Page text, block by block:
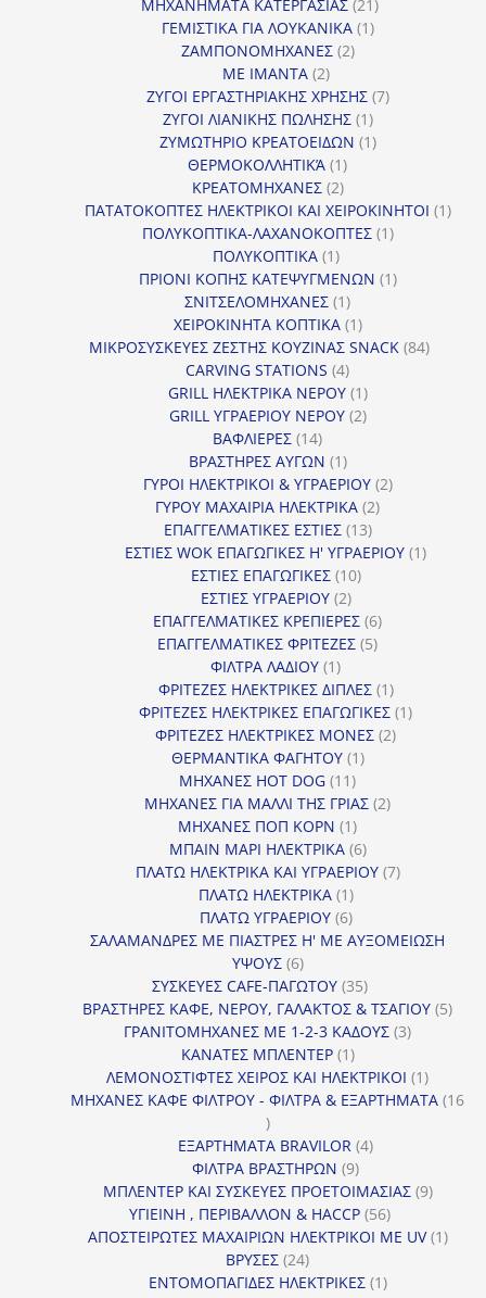
ΜΗΧΑΝΗΜΑΤΑ ΚΑΤΕΡΓΑΣΙΑΣ 21
προϊόντα
ΓΕΜΙΣΤΙΚΑ ΓΙΑ ΛΟΥΚΑΝΙΚΑ 11
ΖΑΜΠΟΝΟΜΗΧΑΝΕΣ 22
ΜΕ ΙΜΑΝΤΑ 22
προϊόντα
ΖΥΓΟΙ ΕΡΓΑΣΤΗΡΙΑΚΗΣ ΧΡΗΣΗΣ 77
ΖΥΓΟΙ ΛΙΑΝΙΚΗΣ ΠΩΛΗΣΗΣ 11
προϊόν
ΖΥΜΩΤΗΡΙΟ ΚΡΕΑΤΟΕΙΔΩΝ 11
ΘΕΡΜΟΚΟΛΛΗΤΙΚΆ 11
προϊόν
ΚΡΕΑΤΟΜΗΧΑΝΕΣ 22
προϊόντα
ΠΑΤΑΤΟΚΟΠΤΕΣ ΗΛΕΚΤΡΙΚΟΙ ΚΑΙ ΧΕΙΡΟΚΙΝΗΤΟΙ 11
ΠΟΛΥΚΟΠΤΙΚΑ-ΛΑΧΑΝΟΚΟΠΤΕΣ 11
ΠΟΛΥΚΟΠΤΙΚΑ 11
προϊόν
ΠΡΙΟΝΙ ΚΟΠΗΣ ΚΑΤΕΨΥΓΜΕΝΩΝ 11
ΣΝΙΤΣΕΛΟΜΗΧΑΝΕΣ 11
προϊόν
ΧΕΙΡΟΚΙΝΗΤΑ ΚΟΠΤΙΚΑ 11
προϊόν
ΜΙΚΡΟΣΥΣΚΕΥΕΣ ΖΕΣΤΗΣ ΚΟΥΖΙΝΑΣ SNACK 8484
CARVING STATIONS 44
προϊόντα
GRILL ΗΛΕΚΤΡΙΚΑ ΝΕΡΟΥ 11
προϊόν
GRILL ΥΓΡΑΕΡΙΟΥ ΝΕΡΟΥ 22
ΒΑΦΛΙΕΡΕΣ 1414
προϊόντα
ΒΡΑΣΤΗΡΕΣ ΑΥΓΩΝ 11
προϊόν
ΓΥΡΟΙ ΗΛΕΚΤΡΙΚΟΙ & ΥΓΡΑΕΡΙΟΥ 22
ΓΥΡΟΥ ΜΑΧΑΙΡΙΑ ΗΛΕΚΤΡΙΚΑ 22
ΕΠΑΓΓΕΛΜΑΤΙΚΕΣ ΕΣΤΙΕΣ 1313
προϊόντα
ΕΣΤΙΕΣ WOK ΕΠΑΓΩΓΙΚΕΣ Η' ΥΓΡΑΕΡΙΟΥ 11
ΕΣΤΙΕΣ ΕΠΑΓΩΓΙΚΕΣ 1010
ΕΣΤΙΕΣ ΥΓΡΑΕΡΙΟΥ 22
προϊόντα
ΕΠΑΓΓΕΛΜΑΤΙΚΕΣ ΚΡΕΠΙΕΡΕΣ 66
προϊόντα
ΕΠΑΓΓΕΛΜΑΤΙΚΕΣ ΦΡΙΤΕΖΕΣ 55
ΦΙΛΤΡΑ ΛΑΔΙΟΥ 11
προϊόν
ΦΡΙΤΕΖΕΣ ΗΛΕΚΤΡΙΚΕΣ ΔΙΠΛΕΣ 11
προϊόν
ΦΡΙΤΕΖΕΣ ΗΛΕΚΤΡΙΚΕΣ ΕΠΑΓΩΓΙΚΕΣ 11
ΦΡΙΤΕΖΕΣ ΗΛΕΚΤΡΙΚΕΣ ΜΟΝΕΣ 22
ΘΕΡΜΑΝΤΙΚΑ ΦΑΓΗΤΟΥ 11
ΜΗΧΑΝΕΣ HOT DOG 1111
προϊόντα
ΜΗΧΑΝΕΣ ΓΙΑ ΜΑΛΛΙ ΤΗΣ ΓΡΙΑΣ 22
ΜΗΧΑΝΕΣ ΠΟΠ ΚΟΡΝ 11
προϊόν
ΜΠΑΙΝ ΜΑΡΙ ΗΛΕΚΤΡΙΚΑ 66
προϊόντα
ΠΛΑΤΩ ΗΛΕΚΤΡΙΚΑ ΚΑΙ ΥΓΡΑΕΡΙΟΥ 77
ΠΛΑΤΩ ΗΛΕΚΤΡΙΚΑ 11
προϊόν
ΠΛΑΤΩ ΥΓΡΑΕΡΙΟΥ 66
προϊόντα
ΣΑΛΑΜΑΝΔΡΕΣ ΜΕ ΠΙΑΣΤΡΕΣ Η' ΜΕ ΑΥΞΟΜΕΙΩΣΗ
ΥΨΟΥΣ 66
προϊόντα
ΣΥΣΚΕΥΕΣ CAFE-ΠΑΓΩΤΟΥ 3535
προϊόντα
ΒΡΑΣΤΗΡΕΣ ΚΑΦΕ, ΝΕΡΟΥ, ΓΑΛΑΚΤΟΣ & ΤΣΑΓΙΟΥ 55
ΓΡΑΝΙΤΟΜΗΧΑΝΕΣ ΜΕ 1-2-3 ΚΑΔΟΥΣ 33
ΚΑΝΑΤΕΣ ΜΠΛΕΝΤΕΡ 11
προϊόν
ΛΕΜΟΝΟΣΤΙΦΤΕΣ ΧΕΙΡΟΣ ΚΑΙ ΗΛΕΚΤΡΙΚΟΙ 11
προϊόν
ΜΗΧΑΝΕΣ ΚΑΦΕ ΦΙΛΤΡΟΥ - ΦΙΛΤΡΑ & ΕΞΑΡΤΗΜΑΤΑ 16
16
προϊόντα
ΕΞΑΡΤΗΜΑΤΑ BRAVILOR 44
ΦΙΛΤΡΑ ΒΡΑΣΤΗΡΩΝ 99
προϊόντα
ΜΠΛΕΝΤΕΡ ΚΑΙ ΣΥΣΚΕΥΕΣ ΠΡΟΕΤΟΙΜΑΣΙΑΣ 99
ΥΓΙΕΙΝΗ , ΠΕΡΙΒΑΛΛΟΝ & HACCP 5656
προϊόντα
ΑΠΟΣΤΕΙΡΩΤΕΣ ΜΑΧΑΙΡΙΩΝ ΗΛΕΚΤΡΙΚΟΙ ΜΕ UV 11
ΒΡΥΣΕΣ 2424
προϊόντα
ΕΝΤΟΜΟΠΑΓΙΔΕΣ ΗΛΕΚΤΡΙΚΕΣ 11